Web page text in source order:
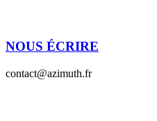
NOUS ÉCRIRE
contact@azimuth.fr